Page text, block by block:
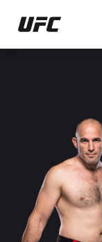
イ
ン